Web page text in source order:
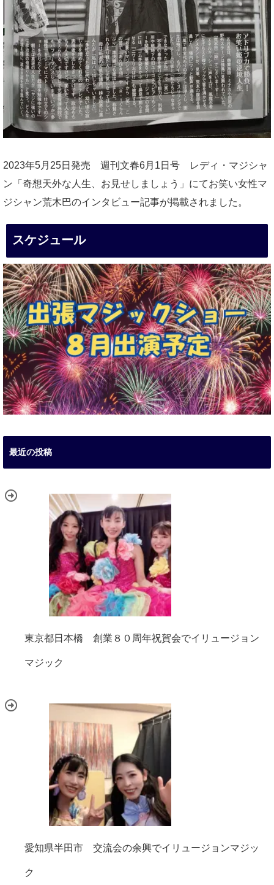
2023年5月25日発売 週刊文春6月1日号 レディ・マジシャ
ン「奇想天外な人生、お見せしましょう」にてお笑い女性マ
ジシャン荒木巴のインタビュー記事が掲載されました。
スケジュール
最近の投稿
東京都日本橋 創業８０周年祝賀会でイリュージョン
マジック
愛知県半田市 交流会の余興でイリュージョンマジッ
ク